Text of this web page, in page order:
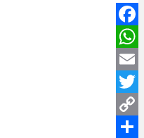
Facebook
WhatsApp
Email
Twitter
Copy